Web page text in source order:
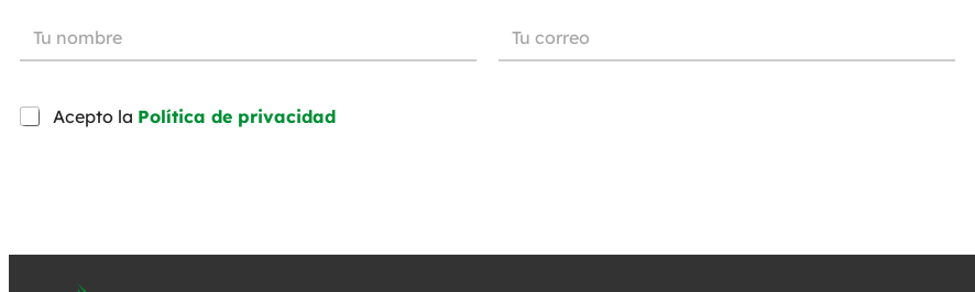
Acepto la Política de privacidad